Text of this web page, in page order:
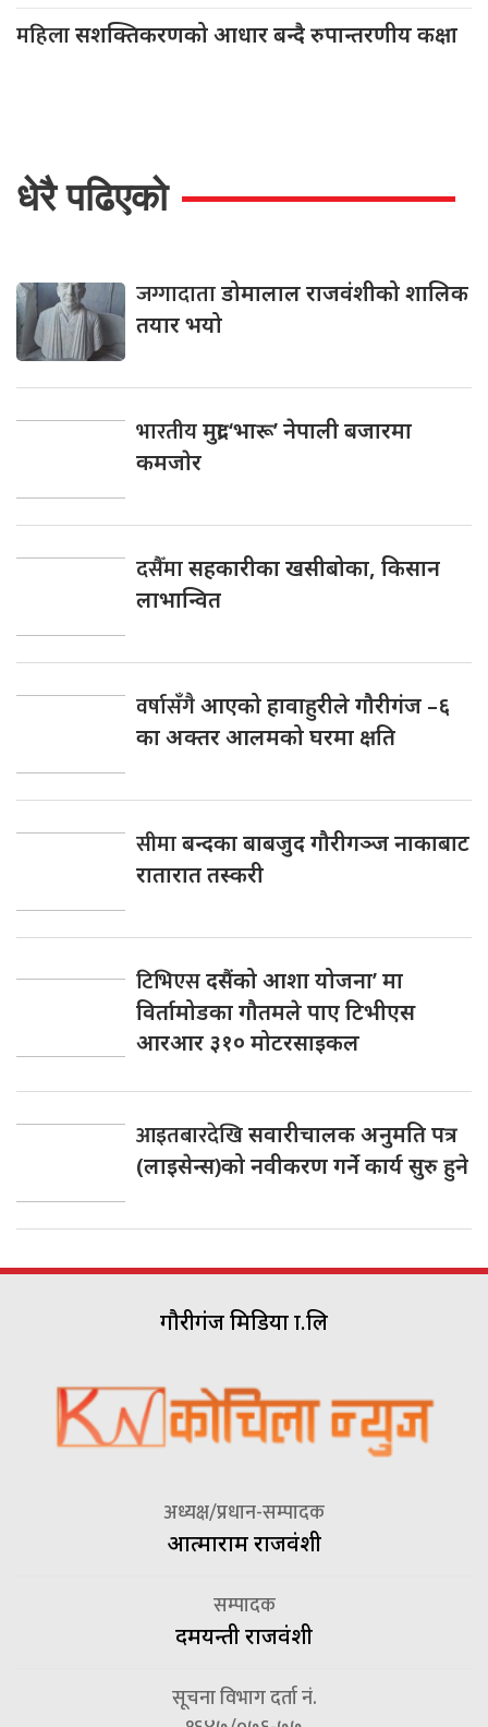
महिलासशक्तिकरणको आधार बन्दै रुपान्तरणीय कक्षा
धेरै पढिएको
जग्गादाताडोमालाल राजवंशीको शालिक
तयार भयो
भारतीयमुद्रा ‘भारू’ नेपाली बजारमा
कमजाेर
दसैँमासहकारीका खसीबोका, किसान
लाभान्वित
वर्षासँगैआएको हावाहुरीले गौरीगंज –६
का अक्तर आलमको घरमा क्षति
सीमाबन्दका बाबजुद गौरीगञ्ज नाकाबाट
रातारात तस्करी
टिभिएसदसैंको आशा योजना’ मा
विर्तामोडका गौतमले पाए टिभीएस
आरआर ३१० मोटरसाइकल
आइतबारदेखिसवारीचालक अनुमति पत्र
(लाइसेन्स)को नवीकरण गर्ने कार्य सुरु हुने
गौरीगंज मिडिया प्रा.लि
अध्यक्ष/प्रधान-सम्पादक
आत्माराम राजवंशी
सम्पादक
दमयन्ती राजवंशी
सूचना विभाग दर्ता नं.